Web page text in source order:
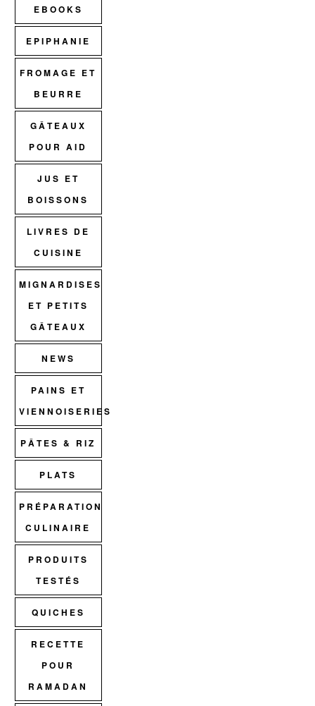
EBOOKS
EPIPHANIE
FROMAGE ET
BEURRE
GÂTEAUX
POUR AID
JUS ET
BOISSONS
LIVRES DE
CUISINE
MIGNARDISES
ET PETITS
GÂTEAUX
NEWS
PAINS ET
VIENNOISERIES
PÂTES & RIZ
PLATS
PRÉPARATION
CULINAIRE
PRODUITS
TESTÉS
QUICHES
RECETTE
POUR
RAMADAN